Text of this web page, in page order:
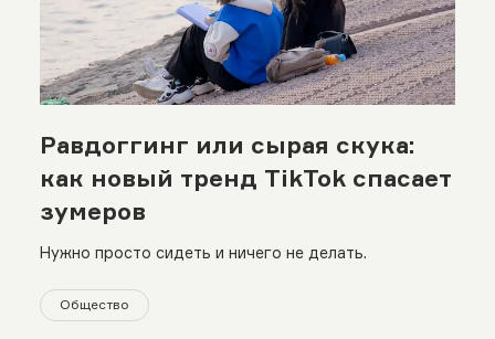
Равдоггинг или сырая скука:
как новый тренд TikTok спасает
зумеров
Нужно просто сидеть и ничего не делать.
Общество